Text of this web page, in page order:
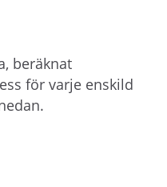
beräknat
för varje enskild